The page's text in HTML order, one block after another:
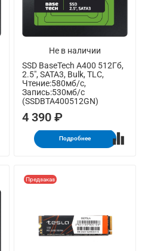
Не в наличии
SSD BaseTech A400 512Гб,
2.5", SATA3, Bulk, TLC,
Чтение:580мб/с,
Запись:530мб/с
(SSDBTA400512GN)
4 390 ₽
Подробнее
Предзаказ